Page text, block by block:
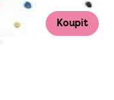
Koupit